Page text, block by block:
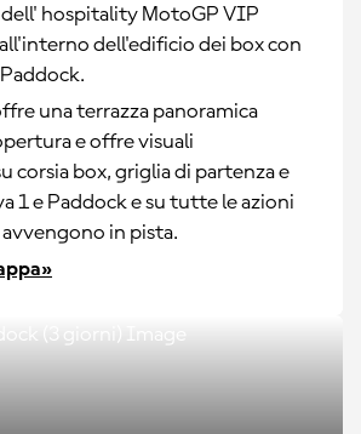
hospitality MotoGP VIP
dell'edificio dei box con
una terrazza panoramica
e offre visuali
corsia box, griglia di partenza e
1 e Paddock e su tutte le azioni
in pista.